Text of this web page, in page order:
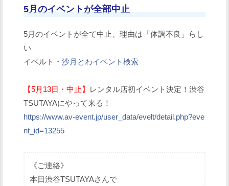
5月のイベントが全部中止
5月のイベントが全て中止、理由は「体調不良」らし
い
イベルト・ 沙月とわイベント検索
【5月13日・中止】
レンタル店初イベント決定！渋谷
TSUTAYAにやって来る！
https://www.av-event.jp/user_data/evelt/detail.php?eve
nt_id=13255
《ご連絡》
本日渋谷TSUTAYAさんで